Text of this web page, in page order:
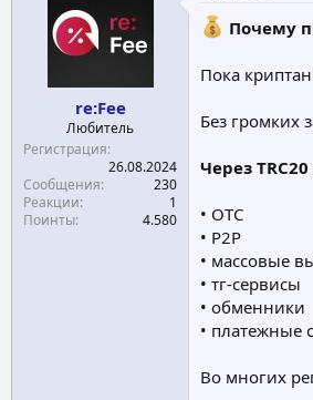
re:Fee
Любитель
Регистрация
26.08.2024
Сообщения
230
Реакции
1
Поинты
4.580
Почему
Пока
Без громких
Через
• OTC
• P2P
• массовые
• тг-сервисы
• обменники
• платежные
Во многих